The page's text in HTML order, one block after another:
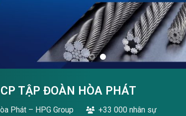
CP TẬP ĐOÀN HÒA PHÁT
Phát – HPG Group +33 000 nhân sự